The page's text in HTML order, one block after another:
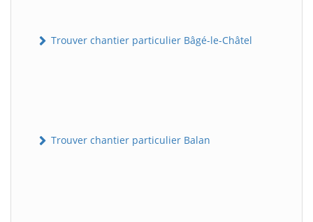
Trouver chantier particulier Bâgé-le-Châtel
Trouver chantier particulier Balan